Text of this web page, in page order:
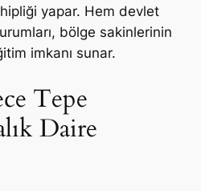
yapar. Hem devlet
bölge sakinlerinin
imkanı sunar.
Tepe
Daire